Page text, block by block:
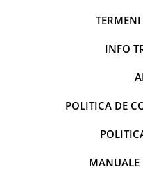
INFO
POLITICA DE
MANUALE